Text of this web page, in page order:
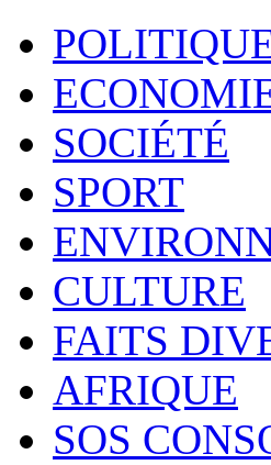
SOCIÉTÉ
SPORT
CULTURE
FAITS
AFRIQUE
SOS